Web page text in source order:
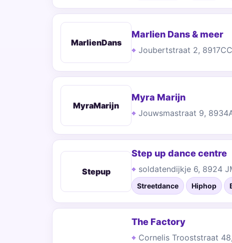
MarlienDans
Marlien Dans & meer
Joubertstraat 2,
MyraMarijn
Myra Marijn
Jouwsmastraat 9,
Stepup
Step up dance centre
soldatendijkje 6, 8924
Streetdance Hiphop
The Factory
Cornelis Trooststraat